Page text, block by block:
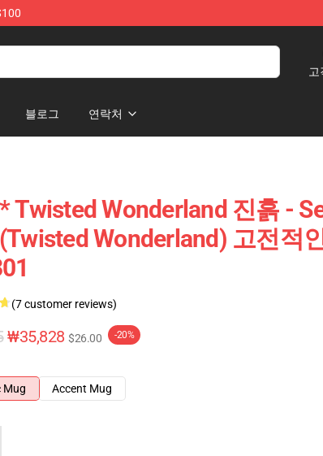
고
블로그 연락처
Twisted Wonderland 진흙 -
Wonderland) 고전적
(7 customer reviews)
₩35,828 $26.00 -20%
Mug
Accent Mug